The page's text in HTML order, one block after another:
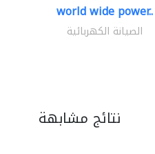
world wide power..
الصيانة الكهربائية
نتائج مشابهة